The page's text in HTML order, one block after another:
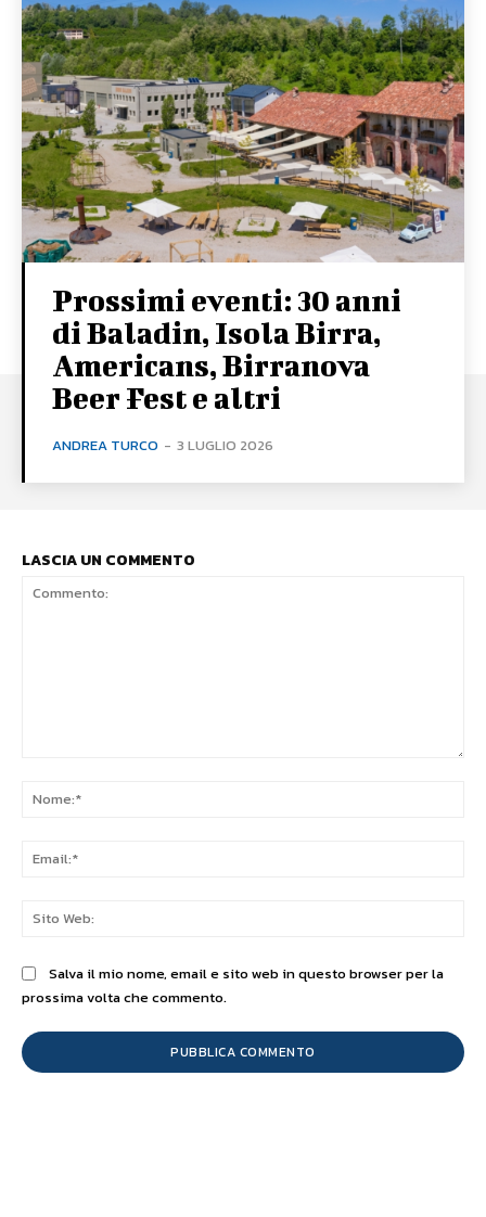
Prossimi eventi: 30 anni
di Baladin, Isola Birra,
Americans, Birranova
Beer Fest e altri
ANDREA TURCO - 3 LUGLIO 2026
LASCIA UN COMMENTO
Salva il mio nome, email e sito web in questo browser per la
prossima volta che commento.